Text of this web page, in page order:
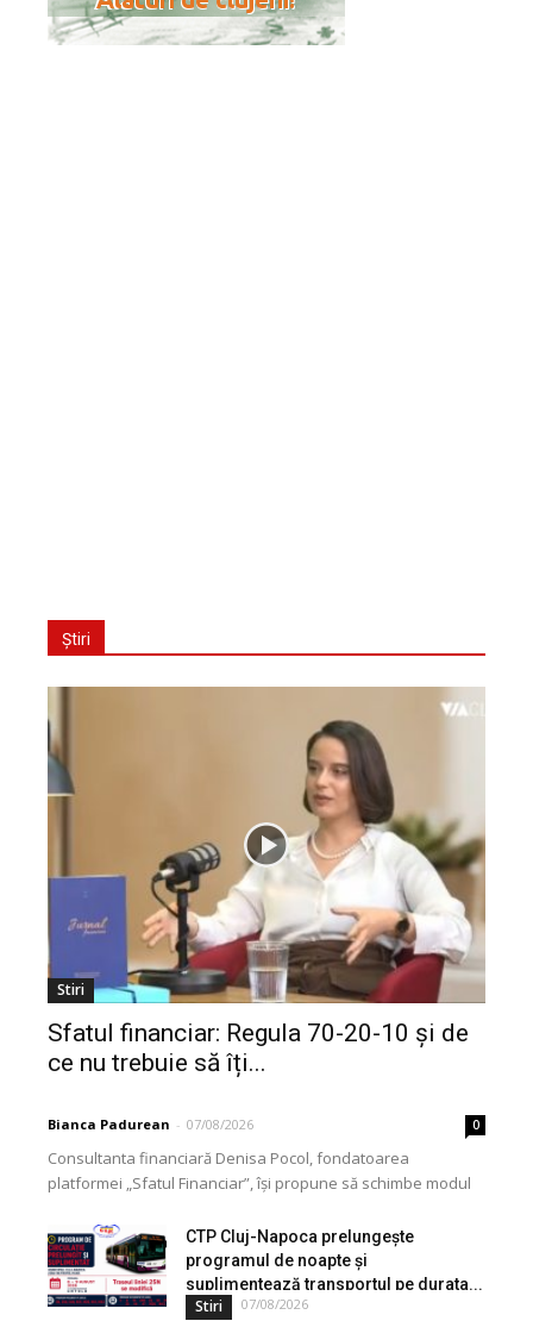
Știri
Stiri
Sfatul financiar: Regula 70-20-10 și de
ce nu trebuie să îți...
Bianca Padurean - 07/08/2026 0
Consultanta financiară Denisa Pocol, fondatoarea
platformei „Sfatul Financiar”, își propune să schimbe modul
de peste...
CTP Cluj-Napoca prelungește
programul de noapte și
suplimentează transportul pe durata...
Stiri 07/08/2026